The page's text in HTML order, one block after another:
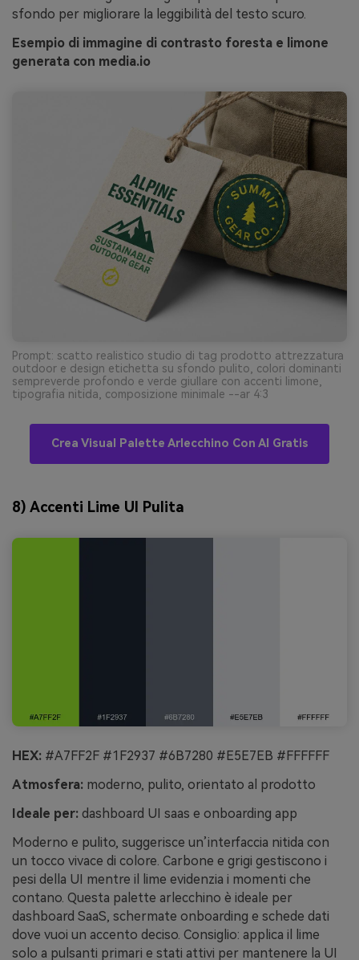
sfondo per migliorare la leggibilità del testo scuro.
Esempio di immagine di contrasto foresta e limone
generata con media.io
Prompt: scatto realistico studio di tag prodotto attrezzatura
outdoor e design etichetta su sfondo pulito, colori dominanti
sempreverde profondo e verde giullare con accenti limone,
tipografia nitida, composizione minimale --ar 4:3
Crea Visual Palette Arlecchino Con AI Gratis
8) Accenti Lime UI Pulita
HEX: #A7FF2F #1F2937 #6B7280 #E5E7EB #FFFFFF
Atmosfera: moderno, pulito, orientato al prodotto
Ideale per: dashboard UI saas e onboarding app
Moderno e pulito, suggerisce un’interfaccia nitida con
un tocco vivace di colore. Carbone e grigi gestiscono i
pesi della UI mentre il lime evidenzia i momenti che
contano. Questa palette arlecchino è ideale per
dashboard SaaS, schermate onboarding e schede dati
dove vuoi un accento deciso. Consiglio: applica il lime
solo a pulsanti primari e stati attivi per mantenere la UI